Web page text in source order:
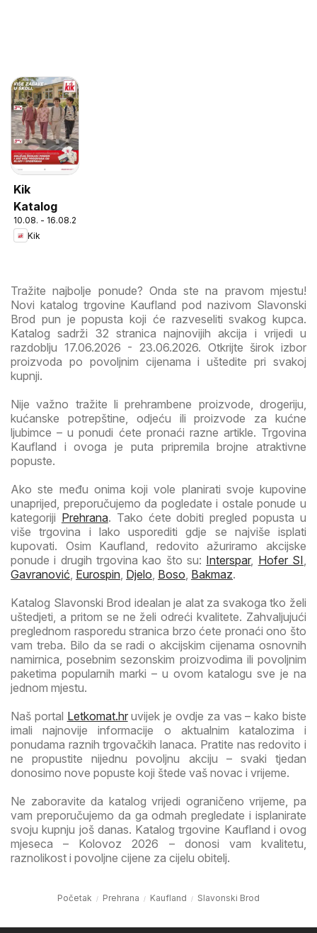
Kik
Katalog
10.08. - 16.08.2026
Kik
Tražite najbolje ponude? Onda ste na pravom mjestu!
Novi katalog trgovine Kaufland pod nazivom Slavonski
Brod pun je popusta koji će razveseliti svakog kupca.
Katalog sadrži 32 stranica najnovijih akcija i vrijedi u
razdoblju 17.06.2026 - 23.06.2026. Otkrijte širok izbor
proizvoda po povoljnim cijenama i uštedite pri svakoj
kupnji.
Nije važno tražite li prehrambene proizvode, drogeriju,
kućanske potrepštine, odjeću ili proizvode za kućne
ljubimce – u ponudi ćete pronaći razne artikle. Trgovina
Kaufland i ovoga je puta pripremila brojne atraktivne
popuste.
Ako ste među onima koji vole planirati svoje kupovine
unaprijed, preporučujemo da pogledate i ostale ponude u
kategoriji Prehrana. Tako ćete dobiti pregled popusta u
više trgovina i lako usporediti gdje se najviše isplati
kupovati. Osim Kaufland, redovito ažuriramo akcijske
ponude i drugih trgovina kao što su: Interspar, Hofer SI,
Gavranović, Eurospin, Djelo, Boso, Bakmaz.
Katalog Slavonski Brod idealan je alat za svakoga tko želi
uštedjeti, a pritom se ne želi odreći kvalitete. Zahvaljujući
preglednom rasporedu stranica brzo ćete pronaći ono što
vam treba. Bilo da se radi o akcijskim cijenama osnovnih
namirnica, posebnim sezonskim proizvodima ili povoljnim
paketima popularnih marki – u ovom katalogu sve je na
jednom mjestu.
Naš portal Letkomat.hruvijek je ovdje za vas – kako biste
imali najnovije informacije o aktualnim katalozima i
ponudama raznih trgovačkih lanaca. Pratite nas redovito i
ne propustite nijednu povoljnu akciju – svaki tjedan
donosimo nove popuste koji štede vaš novac i vrijeme.
Ne zaboravite da katalog vrijedi ograničeno vrijeme, pa
vam preporučujemo da ga odmah pregledate i isplanirate
svoju kupnju još danas. Katalog trgovine Kaufland i ovog
mjeseca – Kolovoz 2026 – donosi vam kvalitetu,
raznolikost i povoljne cijene za cijelu obitelj.
Početak Prehrana Kaufland Slavonski Brod